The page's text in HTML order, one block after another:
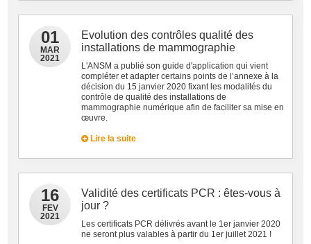
01
MAR
2021
Evolution des contrôles qualité des
installations de mammographie
L'ANSM a publié son guide d'application qui vient
compléter et adapter certains points de l’annexe à la
décision du 15 janvier 2020 fixant les modalités du
contrôle de qualité des installations de
mammographie numérique afin de faciliter sa mise en
œuvre.
Lire la suite
16
FEV
2021
Validité des certificats PCR : êtes-vous à
jour ?
Les certificats PCR délivrés avant le 1er janvier 2020
ne seront plus valables à partir du 1er juillet 2021 !